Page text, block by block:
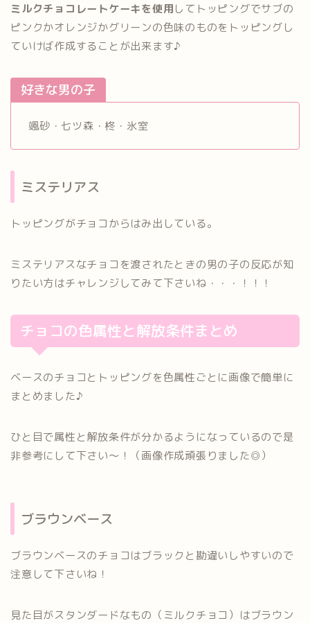
ミルクチョコレートケーキを使用してトッピングでサブの
ピンクかオレンジかグリーンの色味のものをトッピングし
ていけば作成することが出来ます♪
好きな男の子
颯砂・七ツ森・柊・氷室
ミステリアス
トッピングがチョコからはみ出している。
ミステリアスなチョコを渡されたときの男の子の反応が知
りたい方はチャレンジしてみて下さいね・・・！！！
チョコの色属性と解放条件まとめ
ベースのチョコとトッピングを色属性ごとに画像で簡単に
まとめました♪
ひと目で属性と解放条件が分かるようになっているので是
非参考にして下さい〜！（画像作成頑張りました◎）
ブラウンベース
ブラウンベースのチョコはブラックと勘違いしやすいので
注意して下さいね！
見た目がスタンダードなもの（ミルクチョコ）はブラウン